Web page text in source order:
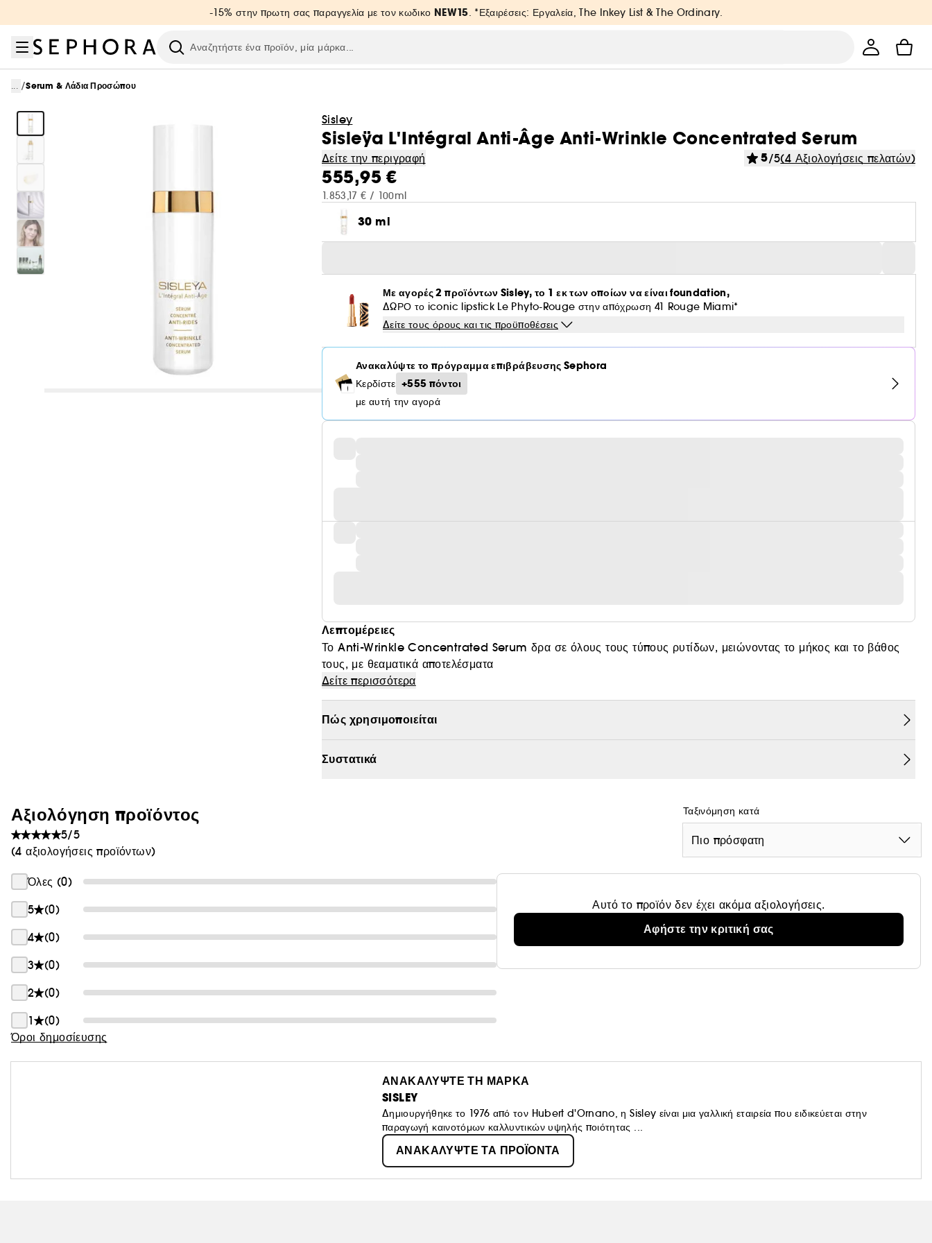
-15% στην πρωτη σας παραγγελία με τον κωδικο NEW15. *Εξαιρέσεις: Εργαλεία, The Inkey List & The Ordinary.
Ερευνήστε
... /Serum & Λάδια Προσώπου
Sisley
Sisleÿa L'Intégral Anti-Âge Anti-Wrinkle Concentrated Serum
Δείτε την περιγραφή 5/5(4 Αξιολογήσεις πελατών)
555,95 €
1.853,17 € / 100ml
30 ml
Με αγορές 2 προϊόντων Sisley, το 1 εκ των οποίων να είναι foundation,
ΔΩΡΟ το iconic lipstick Le Phyto-Rouge στην απόχρωση 41 Rouge Miami*
Δείτε τους όρους και τις προϋποθέσεις
Ανακαλύψτε το πρόγραμμα επιβράβευσης Sephora
Κερδίστε +555 πόντοι
με αυτή την αγορά
Λεπτομέρειες
Το Anti-Wrinkle Concentrated Serum δρα σε όλους τους τύπους ρυτίδων, μειώνοντας το μήκος και το βάθος
τους, με θεαματικά αποτελέσματα
Δείτε περισσότερα
Πώς χρησιμοποιείται
Συστατικά
Αξιολόγηση προϊόντος
5/5
(4 αξιολογήσεις προϊόντων)
Ταξινόμηση κατά
Πιο πρόσφατη
Όλες (0)
5
(0)
4
(0)
3
(0)
2
(0)
1
(0)
Όροι δημοσίευσης
Αυτό το προϊόν δεν έχει ακόμα αξιολογήσεις.
Αφήστε την κριτική σας
ΑΝΑΚΑΛΥΨΤΕ ΤΗ ΜΑΡΚΑ
SISLEY
Δημιουργήθηκε το 1976 από τον Hubert d'Ornano, η Sisley είναι μια γαλλική εταιρεία που ειδικεύεται στην
παραγωγή καινοτόμων καλλυντικών υψηλής ποιότητας ...
ΑΝΑΚΑΛΥΨΤΕ ΤΑ ΠΡΟΪΟΝΤΑ